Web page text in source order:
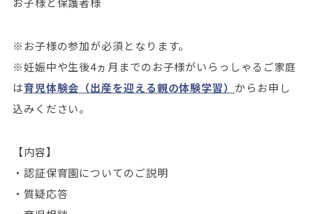
※お子様の参加が必須となります。
※妊娠中や生後4ヵ月までのお子様がいらっしゃるご家庭
は育児体験会（出産を迎える親の体験学習） からお申し
込みください。
【内容】
・認証保育園についてのご説明
・質疑応答